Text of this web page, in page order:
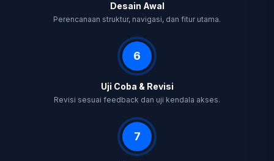
Desain Awal
Perencanaan struktur, navigasi, dan fitur utama.
6
Uji Coba & Revisi
Revisi sesuai feedback dan uji kendala akses.
7